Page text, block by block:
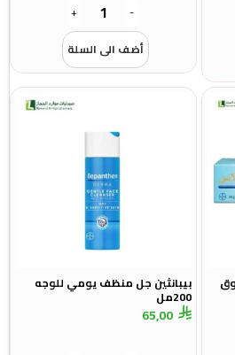
+
أضف الى السلة
بيبانثين جل منظف يومي للوجه
65,00